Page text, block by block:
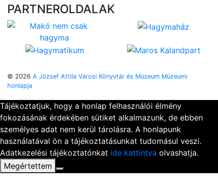
PARTNEROLDALAK
© 2026 A József Attila Városi Könyvtár és Múzeum Múzeumi
honlapja
Tájékoztatjuk, hogy a honlap felhasználói élmény
fokozásának érdekében sütiket alkalmazunk, de ebben
személyes adat nem kerül tárolásra. A honlapunk
használatával ön a tájékoztatásunkat tudomásul veszi.
Adatkezelési tájékoztatónkat ide kattintva olvashatja.
Megértettem